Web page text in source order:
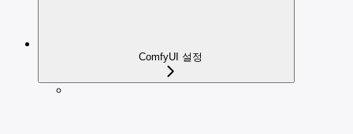
ComfyUI 설정